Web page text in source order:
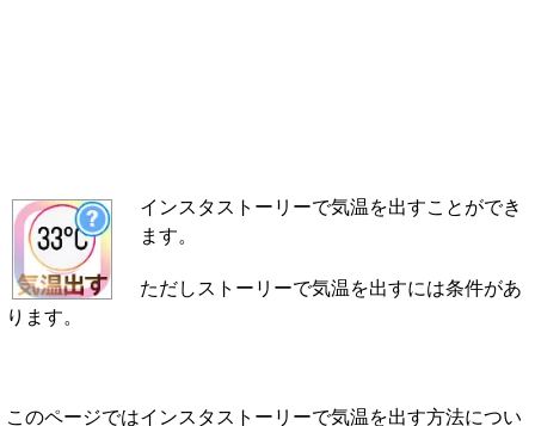
インスタストーリーで気温を出すことができ
ます。
ただしストーリーで気温を出すには条件があ
ります。
このページではインスタストーリーで気温を出す方法につい